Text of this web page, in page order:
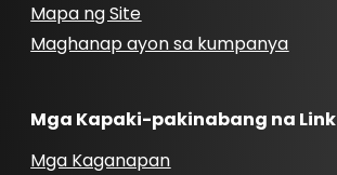
Mapa ng Site
Maghanap ayon sa kumpanya
Mga Kapaki-pakinabang na Link
Mga Kaganapan